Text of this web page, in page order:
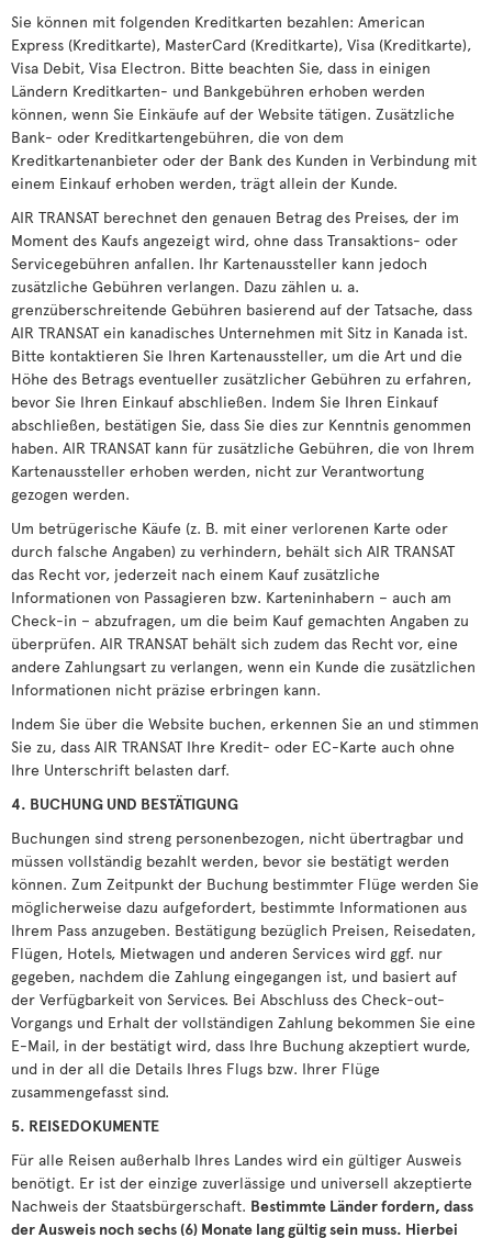
Sie können mit folgenden Kreditkarten bezahlen: American
Express (Kreditkarte), MasterCard (Kreditkarte), Visa (Kreditkarte),
Visa Debit, Visa Electron. Bitte beachten Sie, dass in einigen
Ländern Kreditkarten- und Bankgebühren erhoben werden
können, wenn Sie Einkäufe auf der Website tätigen. Zusätzliche
Bank- oder Kreditkartengebühren, die von dem
Kreditkartenanbieter oder der Bank des Kunden in Verbindung mit
einem Einkauf erhoben werden, trägt allein der Kunde.
AIR TRANSAT berechnet den genauen Betrag des Preises, der im
Moment des Kaufs angezeigt wird, ohne dass Transaktions- oder
Servicegebühren anfallen. Ihr Kartenaussteller kann jedoch
zusätzliche Gebühren verlangen. Dazu zählen u. a.
grenzüberschreitende Gebühren basierend auf der Tatsache, dass
AIR TRANSAT ein kanadisches Unternehmen mit Sitz in Kanada ist.
Bitte kontaktieren Sie Ihren Kartenaussteller, um die Art und die
Höhe des Betrags eventueller zusätzlicher Gebühren zu erfahren,
bevor Sie Ihren Einkauf abschließen. Indem Sie Ihren Einkauf
abschließen, bestätigen Sie, dass Sie dies zur Kenntnis genommen
haben. AIR TRANSAT kann für zusätzliche Gebühren, die von Ihrem
Kartenaussteller erhoben werden, nicht zur Verantwortung
gezogen werden.
Um betrügerische Käufe (z. B. mit einer verlorenen Karte oder
durch falsche Angaben) zu verhindern, behält sich AIR TRANSAT
das Recht vor, jederzeit nach einem Kauf zusätzliche
Informationen von Passagieren bzw. Karteninhabern – auch am
Check-in – abzufragen, um die beim Kauf gemachten Angaben zu
überprüfen. AIR TRANSAT behält sich zudem das Recht vor, eine
andere Zahlungsart zu verlangen, wenn ein Kunde die zusätzlichen
Informationen nicht präzise erbringen kann.
Indem Sie über die Website buchen, erkennen Sie an und stimmen
Sie zu, dass AIR TRANSAT Ihre Kredit- oder EC-Karte auch ohne
Ihre Unterschrift belasten darf.
4. BUCHUNG UND BESTÄTIGUNG
Buchungen sind streng personenbezogen, nicht übertragbar und
müssen vollständig bezahlt werden, bevor sie bestätigt werden
können. Zum Zeitpunkt der Buchung bestimmter Flüge werden Sie
möglicherweise dazu aufgefordert, bestimmte Informationen aus
Ihrem Pass anzugeben. Bestätigung bezüglich Preisen, Reisedaten,
Flügen, Hotels, Mietwagen und anderen Services wird ggf. nur
gegeben, nachdem die Zahlung eingegangen ist, und basiert auf
der Verfügbarkeit von Services. Bei Abschluss des Check-out-
Vorgangs und Erhalt der vollständigen Zahlung bekommen Sie eine
E-Mail, in der bestätigt wird, dass Ihre Buchung akzeptiert wurde,
und in der all die Details Ihres Flugs bzw. Ihrer Flüge
zusammengefasst sind.
5. REISEDOKUMENTE
Für alle Reisen außerhalb Ihres Landes wird ein gültiger Ausweis
benötigt. Er ist der einzige zuverlässige und universell akzeptierte
Nachweis der Staatsbürgerschaft. Bestimmte Länder fordern, dass
der Ausweis noch sechs (6) Monate lang gültig sein muss. Hierbei